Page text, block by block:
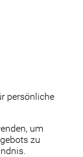
persönliche
um
zu